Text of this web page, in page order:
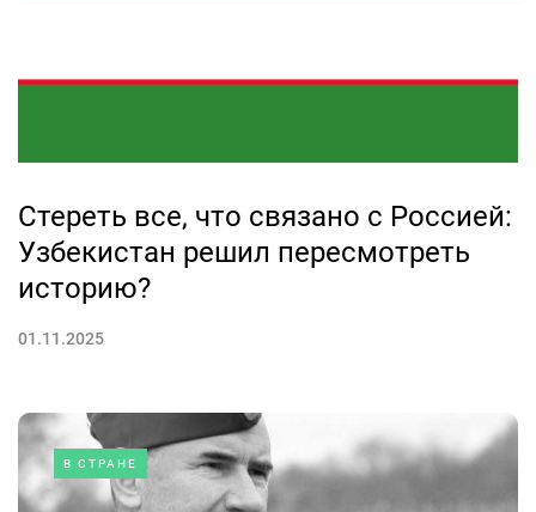
Стереть все, что связано с Россией:
Узбекистан решил пересмотреть
историю?
01.11.2025
В СТРАНЕ